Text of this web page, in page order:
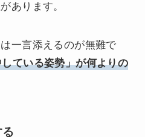
あります。
一言添えるのが無難で
ている姿勢」が何よりの